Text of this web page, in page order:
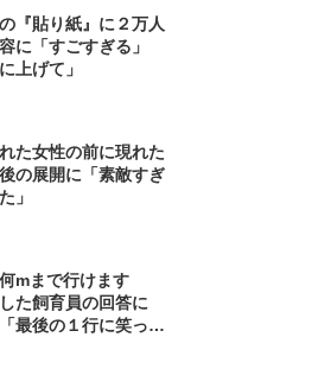
『貼り紙』に２万人
に「すごすぎる」
上げて」
た女性の前に現れた
の展開に「素敵すぎ
」
mまで行けます
た飼育員の回答に
最後の１行に笑っ